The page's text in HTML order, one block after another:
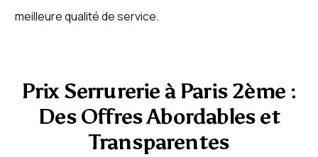
meilleure qualité de service.
Prix Serrurerie à Paris 2ème :
Des Offres Abordables et
Transparentes